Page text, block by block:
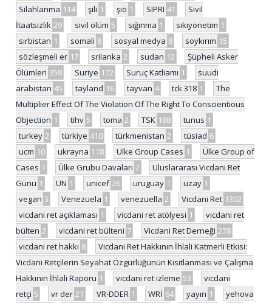
Silahlanma 114 şili 1 şiö 1 SIPRI 41
Sivil
İtaatsizlik 29 sivil ölüm 5 sığınma 1 sıkıyönetim 1
sırbistan 1 somali 8 sosyal medya 8 soykırım 15
sözleşmeli er 17 srilanka 2 sudan 12
Şüpheli Asker
Ölümleri 358 Suriye 172 Suruç Katliamı 1
suudi
arabistan 45 tayland 16 tayvan 4 tck 318 1
The
Multiplier Effect Of The Violation Of The Right To Conscientious
Objection 1 tihv 5 toma 2 TSK 188 tunus 1
turkey 2 türkiye 410 türkmenistan 2 tüsiad 6
ucm 10 ukrayna 118 Ulke Group Cases 1
Ülke Group of
Cases 1 Ülke Grubu Davaları 2
Uluslararası Vicdani Ret
Günü 1 UN 1 unicef 26 uruguay 1 uzay 1
vegan 3 Venezuela 1 venezuella 2 Vicdani Ret 1302
vicdani ret açıklaması 1 vicdani ret atölyesi 1
vicdani ret
bülten 2 vicdani ret bülteni 7 Vicdani Ret Derneği 278
vicdani ret hakkı 8
Vicdani Ret Hakkının İhlali Katmerli Etkisi:
Vicdani Retçilerin Seyahat Özgürlüğünün Kısıtlanması ve Çalışma
Hakkının İhlali Raporu 1 vicdani ret izleme 53
vicdani
retçi 5 vr der 21 VR-DDER 1 WRİ 64 yayın 1
yehova